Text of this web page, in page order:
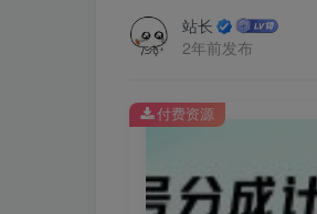
站长
2年前发布
付费资源